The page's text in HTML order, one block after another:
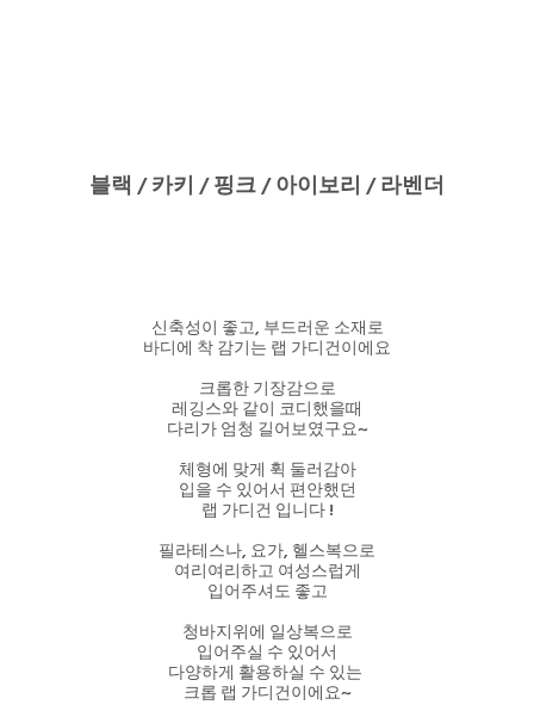
블랙 / 카키 / 핑크 / 아이보리 / 라벤더
신축성이 좋고, 부드러운 소재로
바디에 착 감기는 랩 가디건이에요
크롭한 기장감으로
레깅스와 같이 코디했을때
다리가 엄청 길어보였구요~
체형에 맞게 휙 둘러감아
입을 수 있어서 편안했던
랩 가디건 입니다 !
필라테스나, 요가, 헬스복으로
여리여리하고 여성스럽게
입어주셔도 좋고
청바지위에 일상복으로
입어주실 수 있어서
다양하게 활용하실 수 있는
크롭 랩 가디건이에요~